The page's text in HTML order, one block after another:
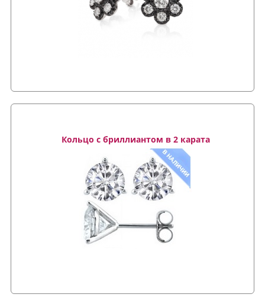
Кольцо с бриллиантом в 2 карата